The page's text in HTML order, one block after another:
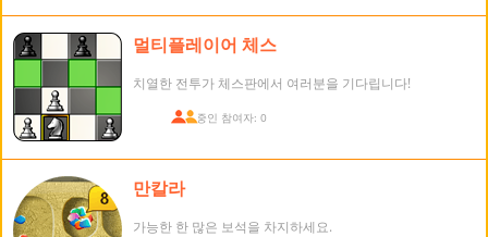
멀티플레이어 체스
치열한 전투가 체스판에서 여러분을 기다립니다!
접속 중인 참여자: 0
만칼라
가능한 한 많은 보석을 차지하세요.